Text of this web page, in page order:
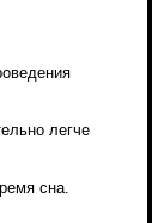
легче
сна.